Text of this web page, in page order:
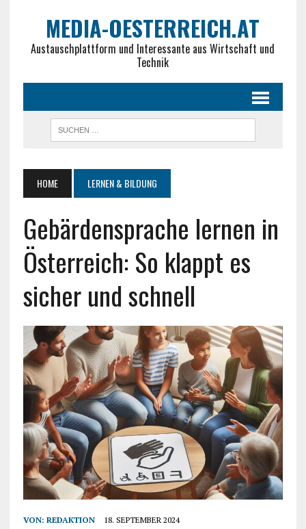
MEDIA-OESTERREICH.AT
Austauschplattform und Interessante aus Wirtschaft und
Technik
HOME LERNEN & BILDUNG
Gebärdensprache lernen in
Österreich: So klappt es
sicher und schnell
VON: REDAKTION 18. SEPTEMBER 2024